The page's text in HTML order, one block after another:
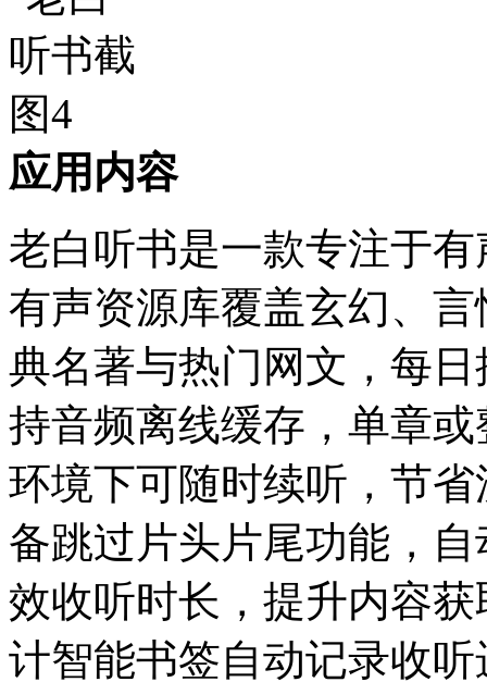
应用内容
老白听书是一款专注于
有声资源库覆盖玄幻、
典名著与热门网文，每
持音频离线缓存，单章
环境下可随时续听，节
备跳过片头片尾功能，
效收听时长，提升内容
计智能书签自动记录收